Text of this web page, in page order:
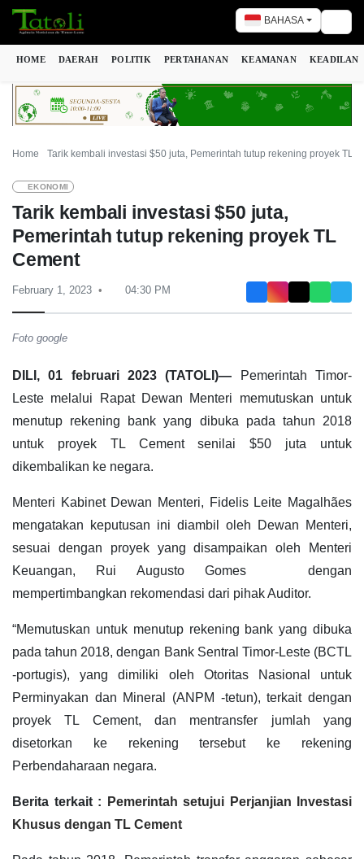
BAHASA
HOME DAERAH POLITIK PERTAHANAN KEAMANAN KEADILAN
Home Tarik kembali investasi $50 juta, Pemerintah tutup rekening proyek TL
EKONOMI
Tarik kembali investasi $50 juta,
Pemerintah tutup rekening proyek TL
Cement
February 1, 2023 04:30 PM
Foto google
DILI, 01 februari 2023 (TATOLI)—
Pemerintah Timor-
Leste melalui Rapat Dewan Menteri memutuskan untuk
menutup rekening bank yang dibuka pada tahun 2018
untuk proyek TL Cement senilai $50 juta untuk
dikembalikan ke negara.
Menteri Kabinet Dewan Menteri, Fidelis Leite Magalhães
mengatakan keputusan ini diambil oleh Dewan Menteri,
sesuai dengan proyek yang disampaikan oleh Menteri
Keuangan, Rui Augusto Gomes dengan
mempertimbangkan rekomendasi dari pihak Auditor.
“Memutuskan untuk menutup rekening bank yang dibuka
pada tahun 2018, dengan Bank Sentral Timor-Leste (BCTL
-portugis), yang dimiliki oleh Otoritas Nasional untuk
Perminyakan dan Mineral (ANPM -tetun), terkait dengan
proyek TL Cement, dan mentransfer jumlah yang
disetorkan ke rekening tersebut ke rekening
Perbendaharaan negara.
Berita terkait :
Pemerintah setujui Perjanjian Investasi
Khusus dengan TL Cement